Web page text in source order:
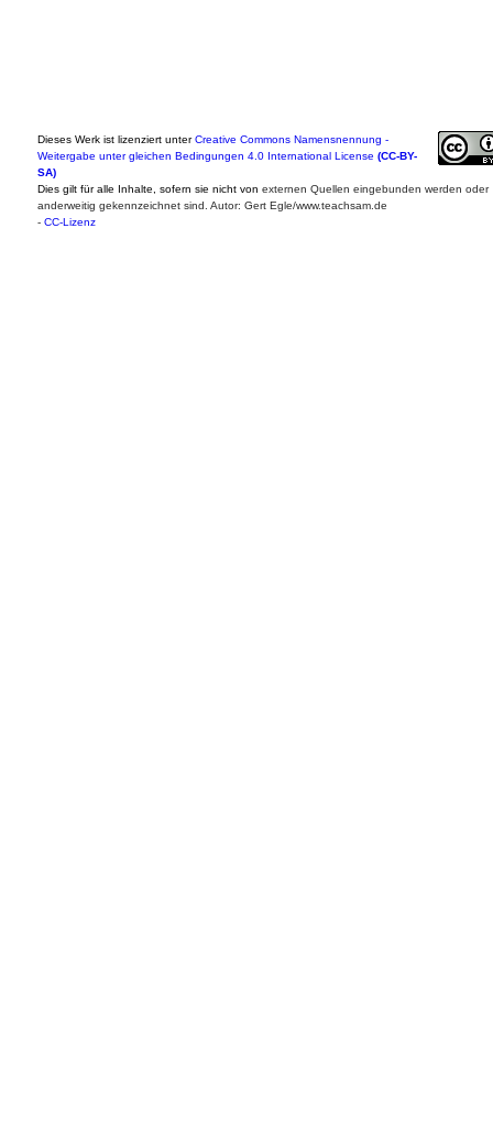
Dieses Werk ist lizenziert unterCreative Commons Namensnennung -
Weitergabe unter gleichen Bedingungen 4.0 International License (CC-BY-
SA)
Dies gilt für alle Inhalte, sofern sie nicht von externen Quellen eingebunden werden oder
anderweitig gekennzeichnet sind. Autor: Gert Egle/www.teachsam.de
- CC-Lizenz